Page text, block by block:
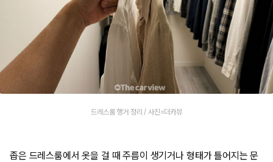
드레스룸 행거 정리 / 사진=더카뷰
좁은 드레스룸에서 옷을 걸 때 주름이 생기거나 형태가 틀어지는 문